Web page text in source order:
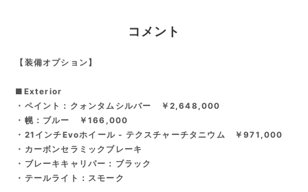
コメント
【装備オプション】
■Exterior
・ペイント：クォンタムシルバー ￥2,648,000
・幌：ブルー ￥166,000
・21インチEvoホイール - テクスチャーチタニウム ￥971,000
・カーボンセラミックブレーキ
・ブレーキキャリパー：ブラック
・テールライト：スモーク